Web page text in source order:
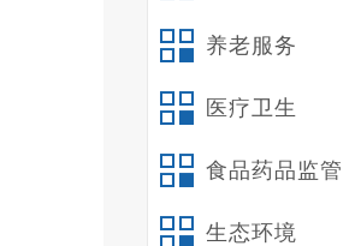
养老服务
医疗卫生
食品药品监管
生态环境